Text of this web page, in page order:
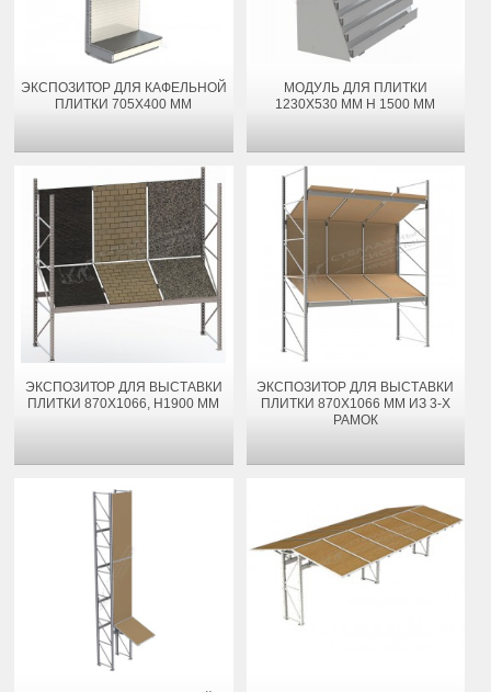
ЭКСПОЗИТОР ДЛЯ КАФЕЛЬНОЙ
ПЛИТКИ 705Х400 ММ
МОДУЛЬ ДЛЯ ПЛИТКИ
1230Х530 ММ H 1500 ММ
ЭКСПОЗИТОР ДЛЯ ВЫСТАВКИ
ПЛИТКИ 870Х1066, H1900 ММ
ЭКСПОЗИТОР ДЛЯ ВЫСТАВКИ
ПЛИТКИ 870Х1066 ММ ИЗ 3-Х
РАМОК